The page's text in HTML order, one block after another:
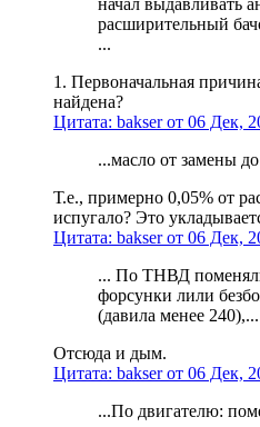
расширительный
...
1. Первоначальная
найдена?
Цитата: bakser от 06 Дек,
...масло от замены
Т.е., примерно 0,05% от
испугало? Это
Цитата: bakser от 06 Дек,
... По ТНВД
форсунки лили
(давила менее 240),...
Отсюда и дым.
Цитата: bakser от 06 Дек,
...По двигателю: